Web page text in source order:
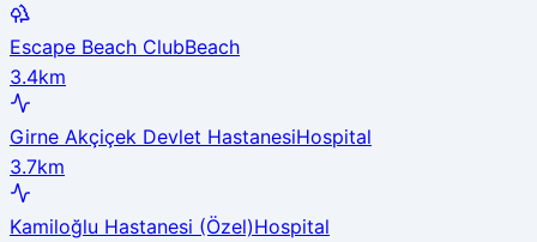
Escape Beach ClubBeach
3.4km
Girne Akçiçek Devlet HastanesiHospital
3.7km
Kamiloğlu Hastanesi (Özel)Hospital